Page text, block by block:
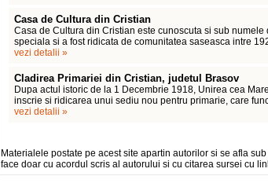
Casa de Cultura din Cristian
Casa de Cultura din Cristian este cunoscuta si sub numele
speciala si a fost ridicata de comunitatea saseasca intre
vezi detalii »
Cladirea Primariei din Cristian, judetul Brasov
Dupa actul istoric de la 1 Decembrie 1918, Unirea cea
inscrie si ridicarea unui sediu nou pentru primarie, care
vezi detalii »
Materialele postate pe acest site apartin autorilor si se afla
face doar cu acordul scris al autorului si cu citarea sursei cu